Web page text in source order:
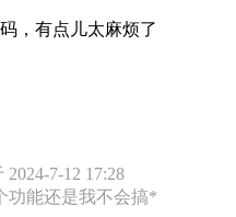
，有点儿太麻烦了
7-12 17:28
功能还是我不会搞*